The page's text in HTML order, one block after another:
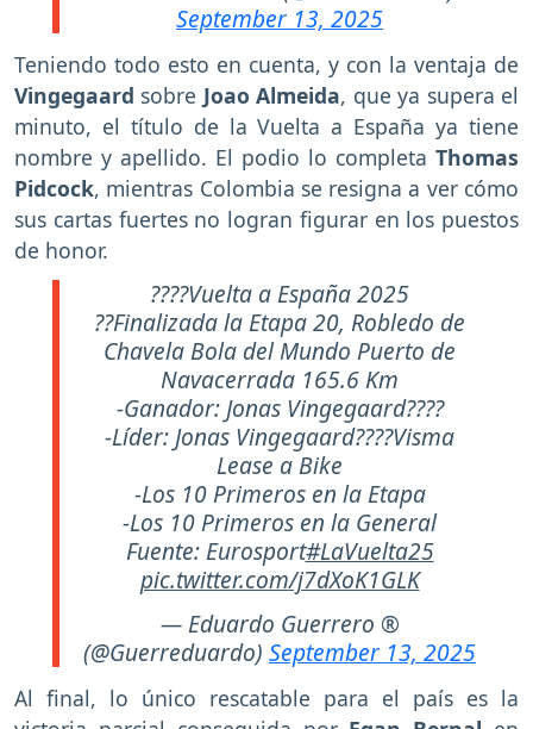
September 13, 2025
Teniendo todo esto en cuenta, y con la ventaja de
Vingegaard sobre Joao Almeida, que ya supera el
minuto, el título de la Vuelta a España ya tiene
nombre y apellido. El podio lo completa Thomas
Pidcock, mientras Colombia se resigna a ver cómo
sus cartas fuertes no logran figurar en los puestos
de honor.
????Vuelta a España 2025
??Finalizada la Etapa 20, Robledo de
Chavela Bola del Mundo Puerto de
Navacerrada 165.6 Km
-Ganador: Jonas Vingegaard????
-Líder: Jonas Vingegaard????Visma
Lease a Bike
-Los 10 Primeros en la Etapa
-Los 10 Primeros en la General
Fuente: Eurosport#LaVuelta25
pic.twitter.com/j7dXoK1GLK
— Eduardo Guerrero ®
(@Guerreduardo) September 13, 2025
Al final, lo único rescatable para el país es la